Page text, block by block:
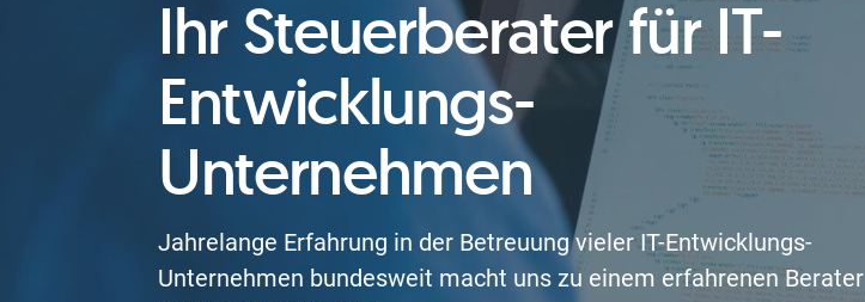
Ihr Steuerberater für IT-
Entwicklungs-
Unternehmen
Jahrelange Erfahrung in der Betreuung vieler IT-Entwicklungs-
Unternehmen bundesweit macht uns zu einem erfahrenen Berater